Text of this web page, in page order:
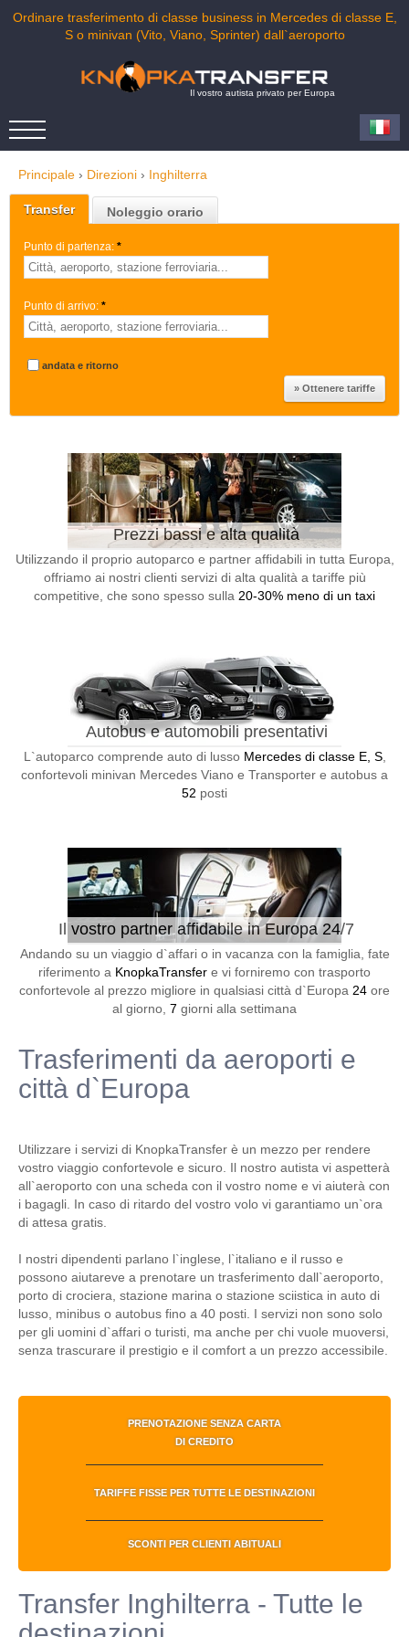
Ordinare trasferimento di classe business in Mercedes di classe E,
S o minivan (Vito, Viano, Sprinter) dall`aeroporto
Il vostro autista privato per Europa
Principale › Direzioni › Inghilterra
Transfer Noleggio orario
Punto di partenza: *
Punto di arrivo: *
andata e ritorno
Prezzi bassi e alta qualità
Utilizzando il proprio autoparco e partner affidabili in tutta Europa,
offriamo ai nostri clienti servizi di alta qualità a tariffe più
competitive, che sono spesso sulla 20-30% meno di un taxi
Autobus e automobili presentativi
L`autoparco comprende auto di lusso Mercedes di classe E, S,
confortevoli minivan Mercedes Viano e Transporter e autobus a
52 posti
Il vostro partner affidabile in Europa 24/7
Andando su un viaggio d`affari o in vacanza con la famiglia, fate
riferimento a KnopkaTransfer e vi forniremo con trasporto
confortevole al prezzo migliore in qualsiasi città d`Europa 24 ore
al giorno, 7 giorni alla settimana
Trasferimenti da aeroporti e
città d`Europa
Utilizzare i servizi di KnopkaTransfer è un mezzo per rendere
vostro viaggio confortevole e sicuro. Il nostro autista vi aspetterà
all`aeroporto con una scheda con il vostro nome e vi aiuterà con
i bagagli. In caso di ritardo del vostro volo vi garantiamo un`ora
di attesa gratis.
I nostri dipendenti parlano l`inglese, l`italiano e il russo e
possono aiutareve a prenotare un trasferimento dall`aeroporto,
porto di crociera, stazione marina o stazione sciistica in auto di
lusso, minibus o autobus fino a 40 posti. I servizi non sono solo
per gli uomini d`affari o turisti, ma anche per chi vuole muoversi,
senza trascurare il prestigio e il comfort a un prezzo accessibile.
PRENOTAZIONE SENZA CARTA
DI CREDITO
TARIFFE FISSE PER TUTTE LE DESTINAZIONI
SCONTI PER CLIENTI ABITUALI
Transfer Inghilterra - Tutte le